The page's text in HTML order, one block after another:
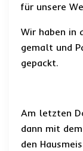
für unsere
Wir haben in
gemalt und
gepackt.
Am letzten
dann mit
den